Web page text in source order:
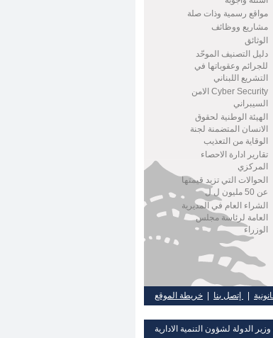
مواقع رسمية وذات صلة
مشاريع ووظائف
الوثائق
دليل التصنيف الموحّد
للجرائم وعقوباتها في
التشريع اللبناني
Cyber Security الامن
السيبراني
الهيئة الوطنية لحقوق
الانسان المتضمنة لجنة
الوقاية من التعذيب
تقارير ادارة الاحصاء
المركزي
الحوالات التي تزيد قيمتها
عن 50 مليون ل ل
الشراء العام في المديرية
العامة لرئاسة مجلس
الوزراء
إتصل بنا خريطة الموقع
الدولة لشؤون التنمية الادارية